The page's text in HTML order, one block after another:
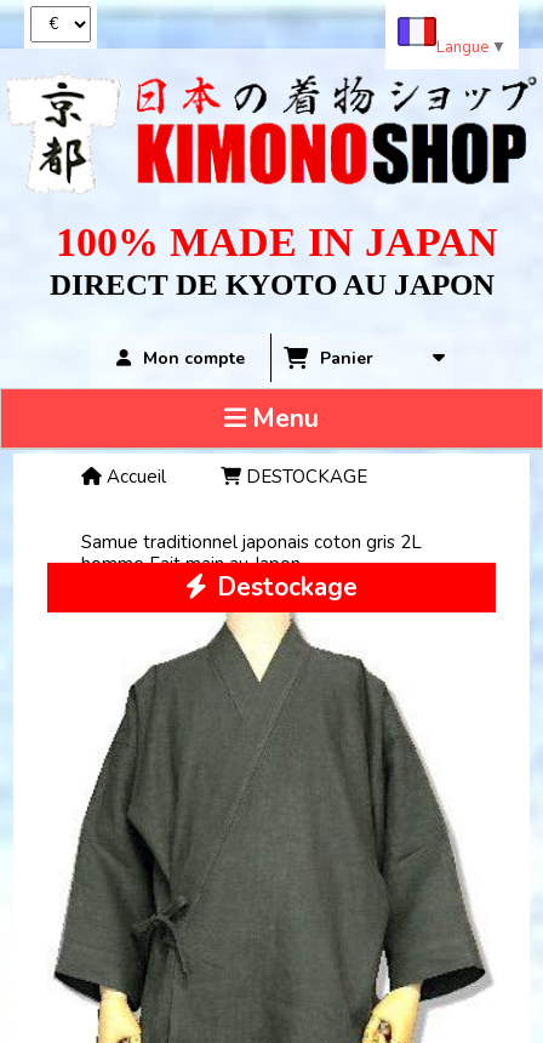
100% MADE IN JAPAN
DIRECT DE KYOTO AU JAPON
Mon compte Panier
Menu
Accueil DESTOCKAGE
Samue traditionnel japonais coton gris 2L
homme Fait main au Japon
Destockage
Langue ▼
Panneau de gestion des cookies